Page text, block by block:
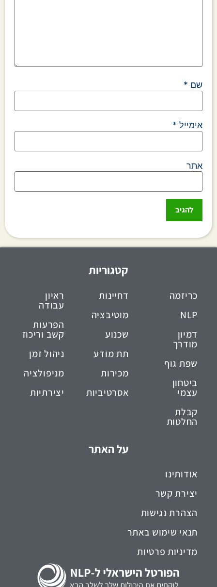
שם *
אימייל *
אתר
קטגוריות
כריזמה
NLP
דמיון
מודרך
שפת גוף
ביטחון
עצמי
קבלת
החלטות
דחיינות
מוטיבציה
שכנוע
תת מודע
מכירות
אסרטיביות
ראיון
עבודה
הפרעות
קשב וריכוז
ניהול זמן
מניפולציה
יצירתיות
על האתר
אודותינו
יצירת קשר
הצהרת נגישות
תנאי שימוש באתר
מדיניות פרטיות